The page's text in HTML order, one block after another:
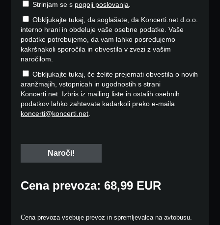
Strinjam se s pogoji poslovanja.
Obkljukajte tukaj, da soglašate, da Koncerti.net d.o.o.
interno hrani in obdeluje vaše osebne podatke. Vaše
podatke potrebujemo, da vam lahko posredujemo
kakršnakoli sporočila in obvestila v zvezi z vašim
naročilom.
Obkljukajte tukaj, če želite prejemati obvestila o novih
aranžmajih, vstopnicah in ugodnostih s strani
Koncerti.net. Izbris iz mailing liste in ostalih osebnih
podatkov lahko zahtevate kadarkoli preko e-maila
koncerti@koncerti.net.
Cena prevoza: 68,99 EUR
Cena prevoza vsebuje prevoz in spremljevalca na avtobusu.